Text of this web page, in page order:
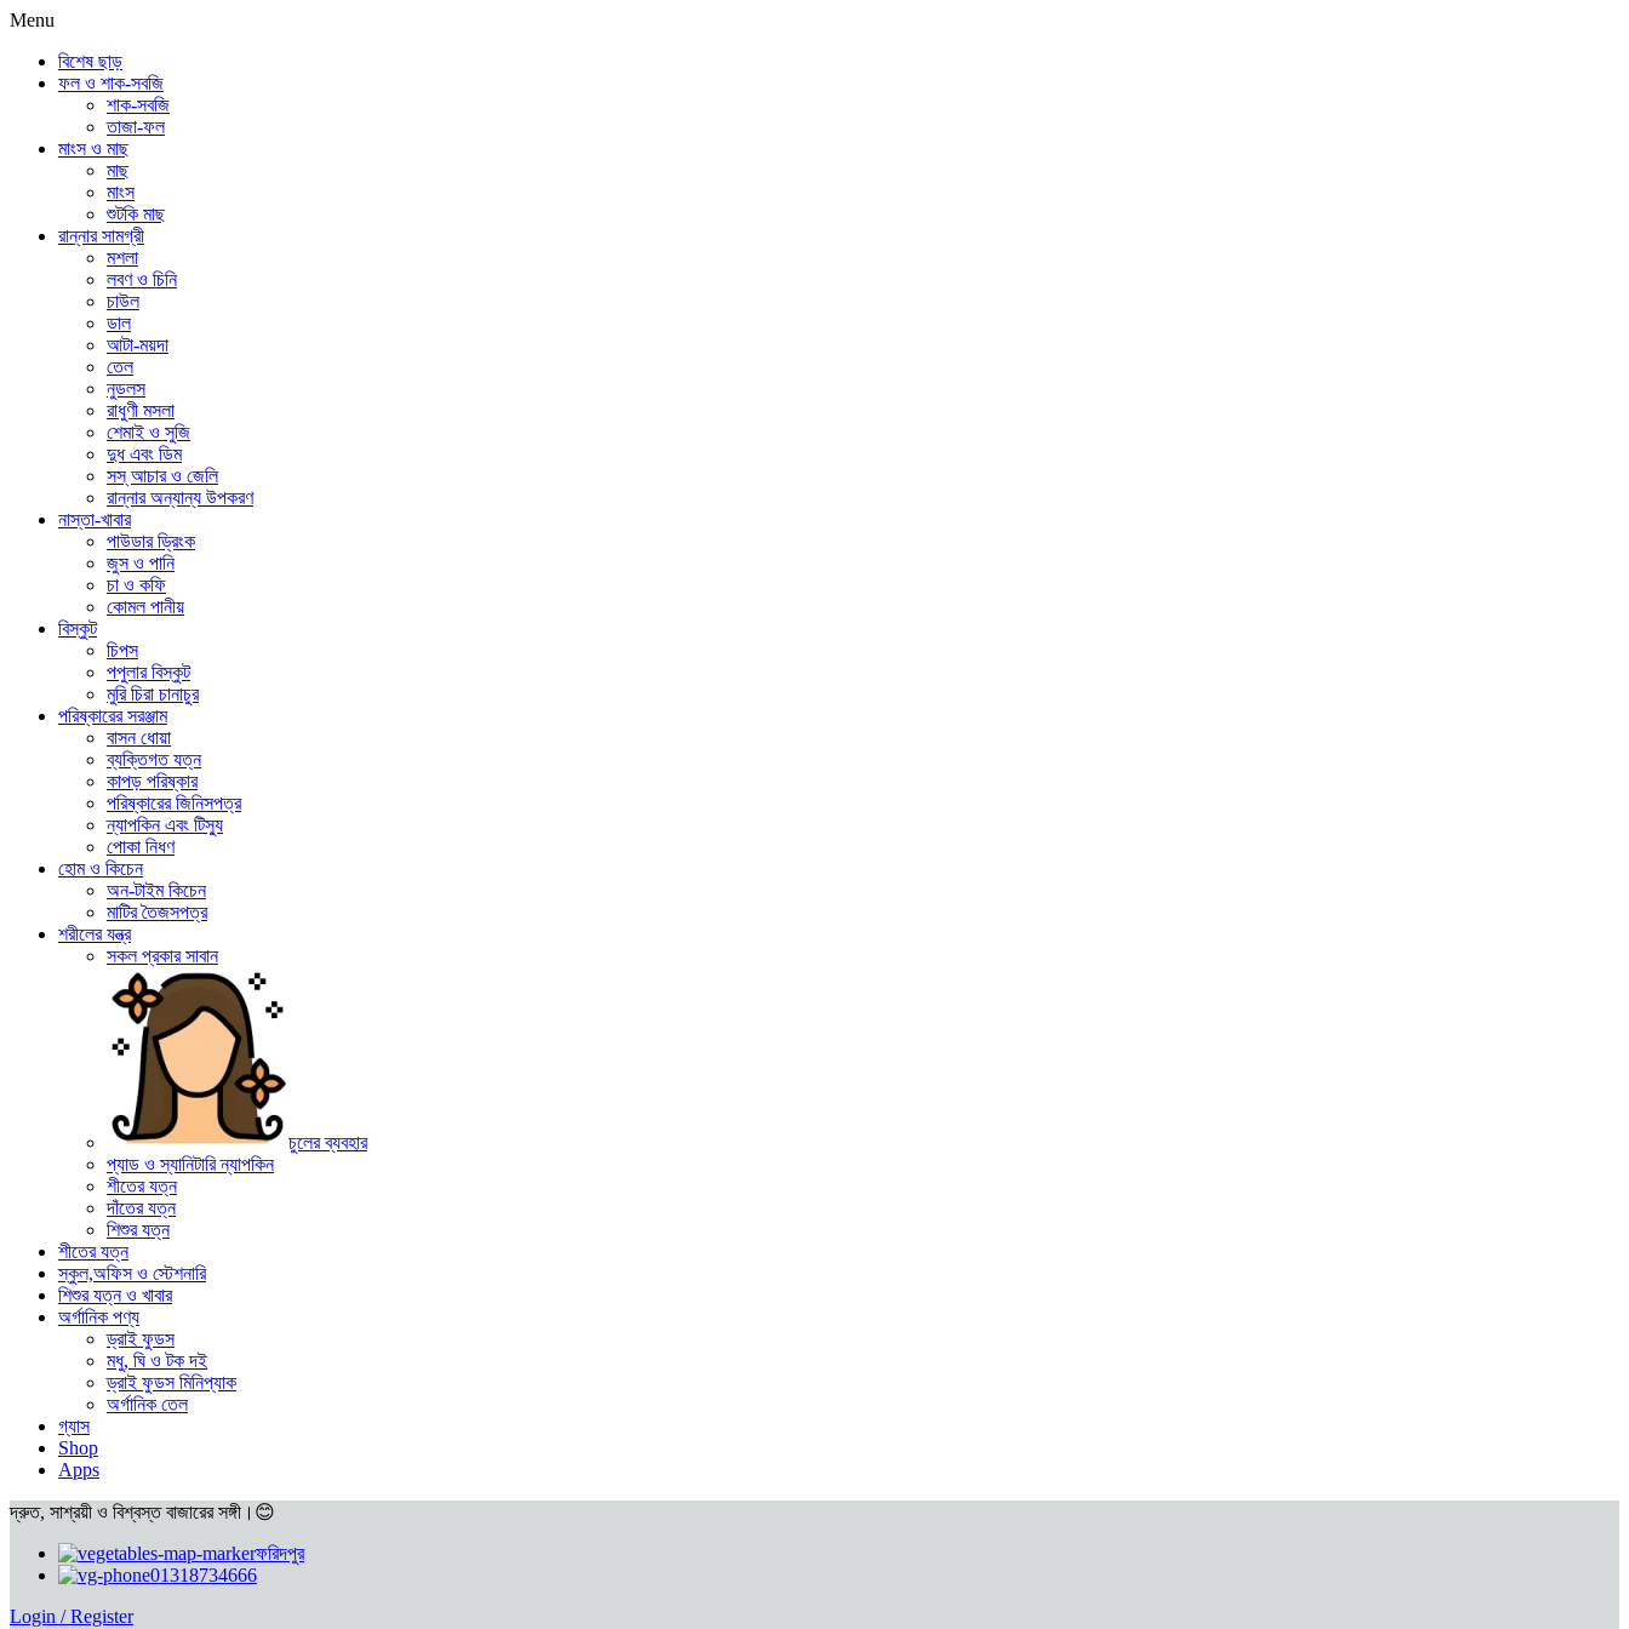
Menu
বিশেষ ছাড়
ফল ও শাক-সবজি
শাক-সবজি
তাজা-ফল
মাংস ও মাছ
মাছ
মাংস
শুটকি মাছ
রান্নার সামগ্রী
মশলা
লবণ ও চিনি
চাউল
ডাল
আটা-ময়দা
তেল
নুডলস
রাধুণী মসলা
শেমাই ও সুজি
দুধ এবং ডিম
সস্ আচার ও জেলি
রান্নার অন্যান্য উপকরণ
নাস্তা-খাবার
পাউডার ড্রিংক
জুস ও পানি
চা ও কফি
কোমল পানীয়
বিস্কুট
চিপস
পপুলার বিস্কুট
মুরি চিরা চানাচুর
পরিষ্কারের সরঞ্জাম
বাসন ধোয়া
ব্যক্তিগত যত্ন
কাপড় পরিষ্কার
পরিষ্কারের জিনিসপত্র
ন্যাপকিন এবং টিস্যু
পোকা নিধণ
হোম ও কিচেন
অন-টাইম কিচেন
মাটির তৈজসপত্র
শরীলের যন্ত্র
সকল প্রকার সাবান
চুলের ব্যবহার
প্যাড ও স্যানিটারি ন্যাপকিন
শীতের যত্ন
দাঁতের যত্ন
শিশুর যত্ন
শীতের যত্ন
স্কুল,অফিস ও স্টেশনারি
শিশুর যত্ন ও খাবার
অর্গানিক পণ্য
ড্রাই ফুডস
মধু, ঘি ও টক দই
ড্রাই ফুডস মিনিপ্যাক
অর্গানিক তেল
গ্যাস
Shop
Apps
দ্রুত, সাশ্রয়ী ও বিশ্বস্ত বাজারের সঙ্গী।😊
ফরিদপুর
01318734666
Login / Register